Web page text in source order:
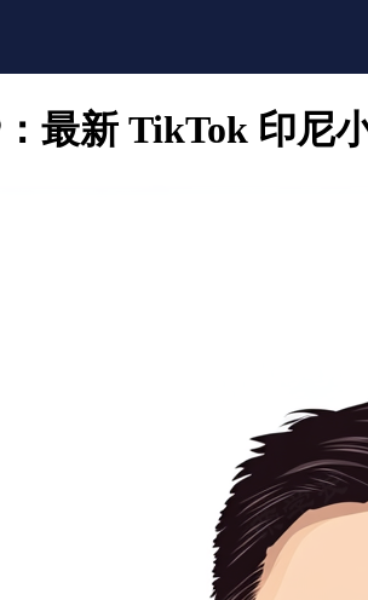
最新 TikTok 印尼